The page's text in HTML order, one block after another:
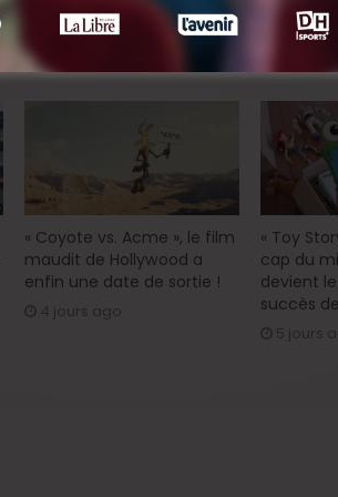
« Coyote vs. Acme », le film
maudit de Hollywood a
enfin une date de sortie !
4 jours ago
« Toy
cap du
devient
succès
5 jours